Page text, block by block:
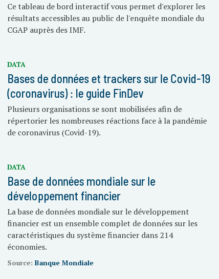
Ce tableau de bord interactif vous permet d'explorer les
résultats accessibles au public de l'enquête mondiale du
CGAP auprès des IMF.
DATA
Bases de données et trackers sur le Covid-19
(coronavirus) : le guide FinDev
Plusieurs organisations se sont mobilisées afin de
répertorier les nombreuses réactions face à la pandémie
de coronavirus (Covid-19).
DATA
Base de données mondiale sur le
développement financier
La base de données mondiale sur le développement
financier est un ensemble complet de données sur les
caractéristiques du système financier dans 214
économies.
Source: Banque Mondiale